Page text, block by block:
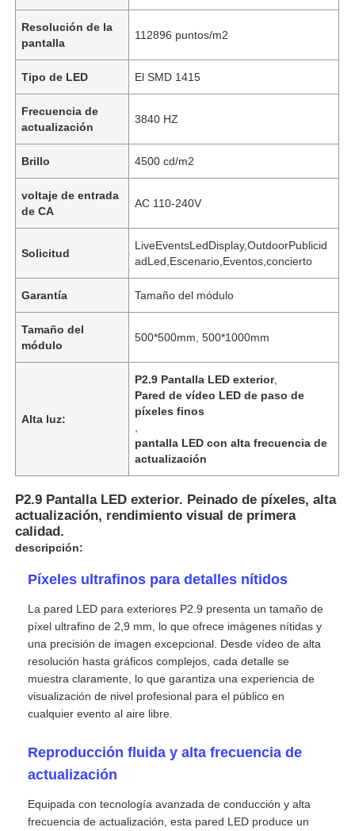
Productos
Vídeos
Espectáculo de RV
Sobre nosotros
Resolución de la
pantalla
112896 puntos/m2
Tipo de LED El SMD 1415
Frecuencia de
actualización
3840 HZ
Brillo 4500 cd/m2
voltaje de entrada
de CA
AC 110-240V
Solicitud
LiveEventsLedDisplay,OutdoorPublicid
adLed,Escenario,Eventos,concierto
Garantía Tamaño del módulo
Tamaño del
módulo
500*500mm, 500*1000mm
Alta luz:
P2.9 Pantalla LED exterior,
Pared de vídeo LED de paso de
píxeles finos
pantalla LED con alta frecuencia de
actualización
P2.9 Pantalla LED exterior. Peinado de píxeles, alta
actualización, rendimiento visual de primera
calidad.
descripción:
Píxeles ultrafinos para detalles nítidos
La pared LED para exteriores P2.9 presenta un tamaño de
píxel ultrafino de 2,9 mm, lo que ofrece imágenes nítidas y
una precisión de imagen excepcional. Desde vídeo de alta
resolución hasta gráficos complejos, cada detalle se
muestra claramente, lo que garantiza una experiencia de
visualización de nivel profesional para el público en
cualquier evento al aire libre.
Reproducción fluida y alta frecuencia de
actualización
Equipada con tecnología avanzada de conducción y alta
frecuencia de actualización, esta pared LED produce un